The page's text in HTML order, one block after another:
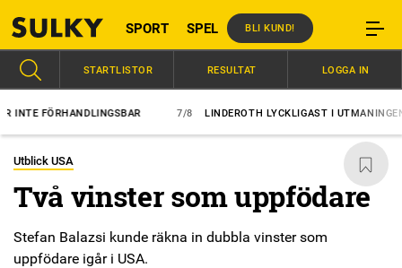
SPORT SPEL BLI KUND!
7/8 LINDEROTH LYCKLIGAST I UTMANINGEN
STARTLISTOR RESULTAT LOGGA IN
Utblick USA
Två vinster som uppfödare
Stefan Balazsi kunde räkna in dubbla vinster som
uppfödare igår i USA.